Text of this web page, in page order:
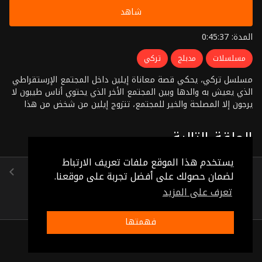
يستخدم هذا الموقع ملفات تعريف الارتباط
لضمان حصولك على أفضل تجربة على موقعنا.
تعرف على المزيد
فهمتها
شاهد
المدة: 0:45:37
مسلسلات مدبلج تركي
مسلسل تركي، يحكي قصة معاناة إيلين داخل المجتمع الإرستقراطي
الذي يعيش به والدها وبين المجتمع الأخر الذي يحتوي أناس طيبون لا
يرجون إلا المصلحة والخير للمجتمع، تتزوج إيلين من شخض من هذا
بطرق غير إنسانية
الحلقة التالية
الحلقة 24
(0:46:15)